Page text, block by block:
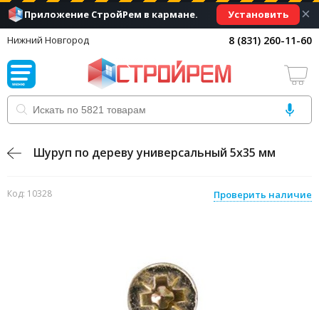
Приложение СтройРем в кармане. Установить ×
Нижний Новгород 8 (831) 260-11-60
Шуруп по дереву универсальный 5х35 мм
Код: 10328 Проверить наличие